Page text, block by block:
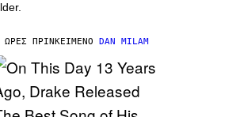
ΏΡΕΣ ΠΡΙΝΚΕΊΜΕΝΟ DAN MILAM